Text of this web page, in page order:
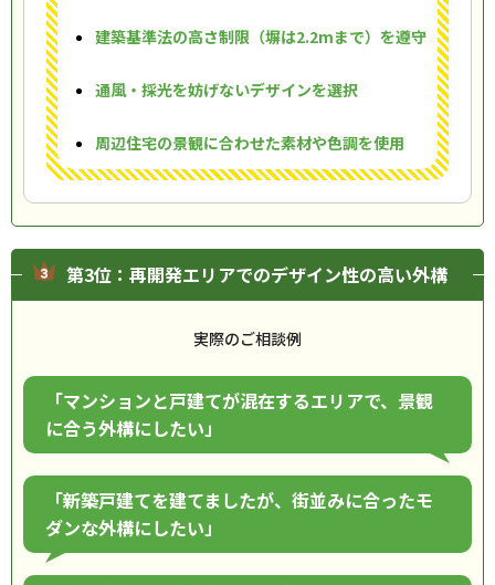
建築基準法の高さ制限（塀は2.2mまで）を遵守
通風・採光を妨げないデザインを選択
周辺住宅の景観に合わせた素材や色調を使用
第3位：再開発エリアでのデザイン性の高い外構
実際のご相談例
「マンションと戸建てが混在するエリアで、景観
に合う外構にしたい」
「新築戸建てを建てましたが、街並みに合ったモ
ダンな外構にしたい」